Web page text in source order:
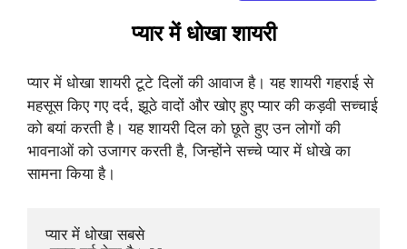
प्यार में धोखा शायरी
प्यार में धोखा शायरी टूटे दिलों की आवाज है। यह शायरी गहराई से
महसूस किए गए दर्द, झूठे वादों और खोए हुए प्यार की कड़वी सच्चाई
को बयां करती है। यह शायरी दिल को छूते हुए उन लोगों की
भावनाओं को उजागर करती है, जिन्होंने सच्चे प्यार में धोखे का
सामना किया है।
प्यार में धोखा सबसे